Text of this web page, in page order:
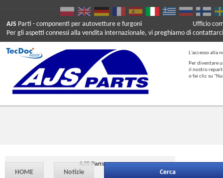
AJS Parti - componenti per autovetture e furgoni
Per gli aspetti connessi alla vendita internazionale, vi preghiamo di
Ufficio
L'accesso alla
Per diventare
il nostro
o fai clic su
HOME Notizie Cerca
AJS Parts